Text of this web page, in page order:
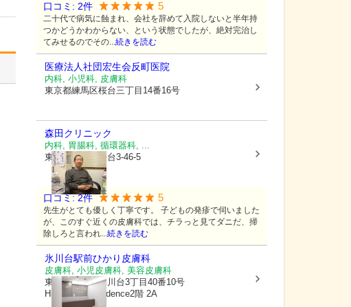
口コミ: 2件 5
二十代で病気に蝕まれ、会社を辞めて入院しないと半年持
つかどうかわからない、という状態でしたが、絶対完治し
てみせるのでその...続きを読む
医療法人社団宏生会反町医院
内科, 小児科, 皮膚科
東京都練馬区桜台三丁目14番16号
森田クリニック
内科, 胃腸科, 循環器科, ...
東京都練馬区桜台3-46-5
口コミ: 2件 5
先生がとても優しく丁寧です。 子どもの発疹で伺いました
が、このすぐ近くの皮膚科では、チラっと見てダニだ、掃
除しろと言われ...続きを読む
氷川台駅前ひかり皮膚科
皮膚科, 小児皮膚科, 美容皮膚科
東京都練馬区氷川台3丁目40番10号
Hikawadai Residence2階 2A